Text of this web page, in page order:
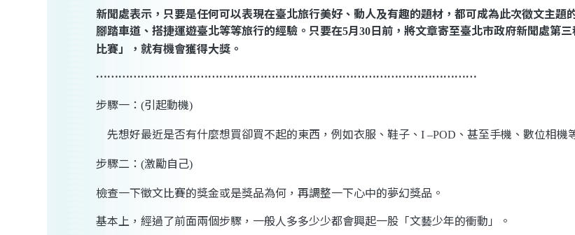
新聞處表示，只要是任何可以表現在臺北旅行美好、動人及有趣的題材，都可成為此次徵文主
腳踏車道、搭捷運遊臺北等等旅行的經驗。只要在5月30日前，將文章寄至臺北市政府新聞處第
比賽」，就有機會獲得大獎。
…………………………………………………………………………………………
步驟一：(引起動機)
先想好最近是否有什麼想買卻買不起的東西，例如衣服、鞋子、I –POD 、甚至手機、數位相機
步驟二：(激勵自己)
檢查一下徵文比賽的獎金或是獎品為何，再調整一下心中的夢幻獎品。
基本上，經過了前面兩個步驟，一般人多多少少都會興起一股「文藝少年的衝動」。